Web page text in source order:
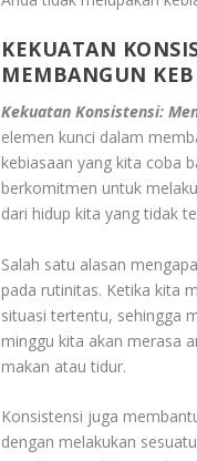
KEKUATAN
MEMBANGUN
Kekuatan Konsistensi:
elemen kunci dalam
kebiasaan yang kita coba
berkomitmen untuk
dari hidup kita yang tidak
Salah satu alasan
pada rutinitas. Ketika kita
situasi tertentu, sehingga
minggu kita akan merasa
makan atau tidur.
Konsistensi juga
dengan melakukan